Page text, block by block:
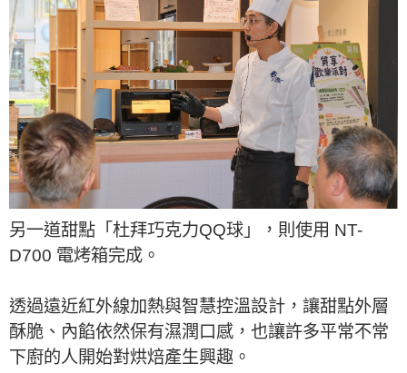
另一道甜點「杜拜巧克力QQ球」，則使用 NT-
D700 電烤箱完成。
透過遠近紅外線加熱與智慧控溫設計，讓甜點外層
酥脆、內餡依然保有濕潤口感，也讓許多平常不常
下廚的人開始對烘焙產生興趣。